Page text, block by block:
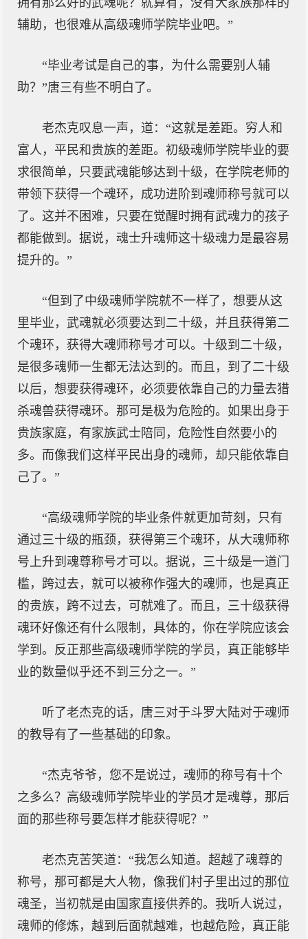
拥有那么好的武魂呢？就算有，没有大家族那样的
辅助，也很难从高级魂师学院毕业吧。”
“毕业考试是自己的事，为什么需要别人辅
助？”唐三有些不明白了。
老杰克叹息一声，道：“这就是差距。穷人和
富人，平民和贵族的差距。初级魂师学院毕业的要
求很简单，只要武魂能够达到十级，在学院老师的
带领下获得一个魂环，成功进阶到魂师称号就可以
了。这并不困难，只要在觉醒时拥有武魂力的孩子
都能做到。据说，魂士升魂师这十级魂力是最容易
提升的。”
“但到了中级魂师学院就不一样了，想要从这
里毕业，武魂就必须要达到二十级，并且获得第二
个魂环，获得大魂师称号才可以。十级到二十级，
是很多魂师一生都无法达到的。而且，到了二十级
以后，想要获得魂环，必须要依靠自己的力量去猎
杀魂兽获得魂环。那可是极为危险的。如果出身于
贵族家庭，有家族武士陪同，危险性自然要小的
多。而像我们这样平民出身的魂师，却只能依靠自
己了。”
“高级魂师学院的毕业条件就更加苛刻，只有
通过三十级的瓶颈，获得第三个魂环，从大魂师称
号上升到魂尊称号才可以。据说，三十级是一道门
槛，跨过去，就可以被称作强大的魂师，也是真正
的贵族，跨不过去，可就难了。而且，三十级获得
魂环好像还有什么限制，具体的，你在学院应该会
学到。反正那些高级魂师学院的学员，真正能够毕
业的数量似乎还不到三分之一。”
听了老杰克的话，唐三对于斗罗大陆对于魂师
的教导有了一些基础的印象。
“杰克爷爷，您不是说过，魂师的称号有十个
之多么？高级魂师学院毕业的学员才是魂尊，那后
面的那些称号要怎样才能获得呢？”
老杰克苦笑道：“我怎么知道。超越了魂尊的
称号，那可都是大人物，像我们村子里出过的那位
魂圣，当初就是由国家直接供养的。我听人说过，
魂师的修炼，越到后面就越难，也越危险，真正能